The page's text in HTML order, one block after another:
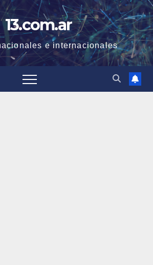
13.com.ar
e internacionales